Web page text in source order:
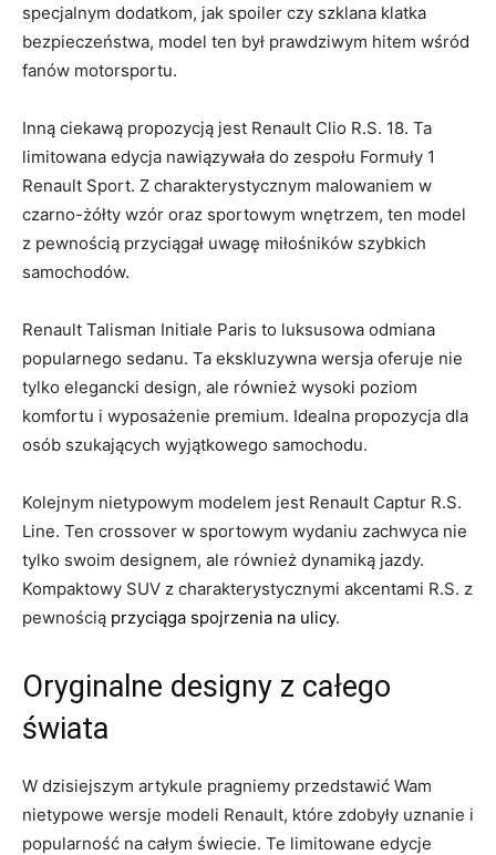
specjalnym dodatkom,‍ jak spoiler czy szklana klatka
bezpieczeństwa, model ten był prawdziwym⁢ hitem wśród
fanów motorsportu.
Inną ciekawą propozycją jest ‍Renault Clio R.S. 18. Ta
limitowana​ edycja nawiązywała do zespołu Formuły 1
Renault Sport. Z charakterystycznym malowaniem w⁤
czarno-żółty ‍wzór oraz sportowym wnętrzem, ten model
z ‍pewnością przyciągał uwagę miłośników szybkich
samochodów.
Renault Talisman Initiale‍ Paris to luksusowa odmiana
popularnego sedanu. Ta ekskluzywna wersja oferuje nie
tylko elegancki design, ale również wysoki poziom
komfortu i ⁣wyposażenie ⁤premium. Idealna propozycja ‌dla
osób szukających wyjątkowego samochodu.
Kolejnym nietypowym modelem jest Renault​ Captur R.S.
Line. Ten crossover w sportowym wydaniu zachwyca nie
tylko‍ swoim designem, ale również dynamiką jazdy.
Kompaktowy SUV z charakterystycznymi akcentami R.S. z
pewnością‍ przyciąga spojrzenia na ulicy.
Oryginalne designy⁤ z całego
‌świata
W dzisiejszym artykule pragniemy przedstawić Wam
nietypowe​ wersje modeli Renault, które zdobyły uznanie i‍
popularność⁣ na całym ​świecie. Te limitowane edycje